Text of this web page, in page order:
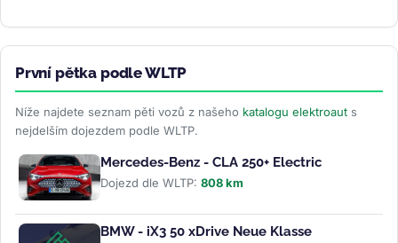
První pětka podle WLTP
Níže najdete seznam pěti vozů z našeho katalogu elektroaut s
nejdelším dojezdem podle WLTP.
Mercedes-Benz - CLA 250+ Electric
Dojezd dle WLTP: 808 km
BMW - iX3 50 xDrive Neue Klasse